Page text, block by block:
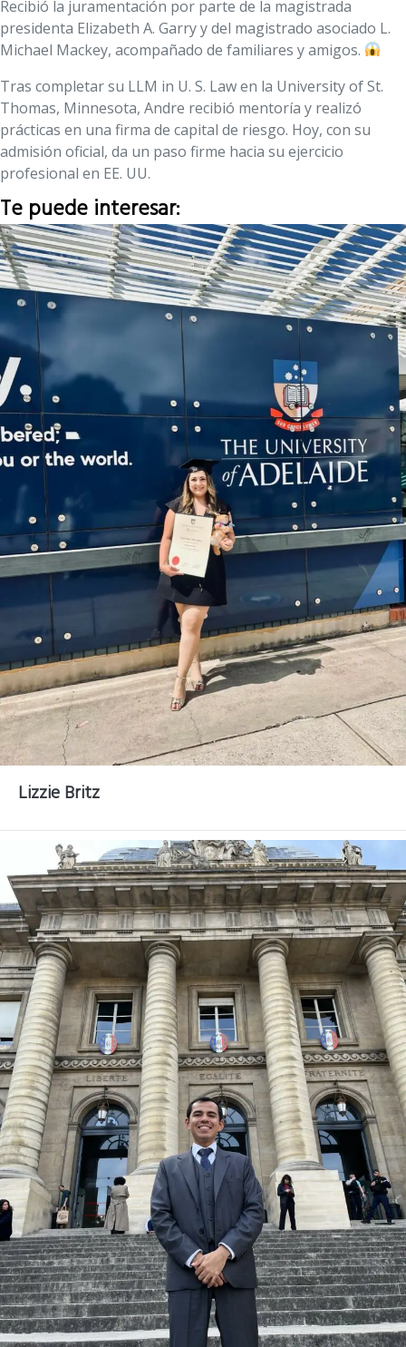
Recibió la juramentación por parte de la magistrada
presidenta Elizabeth A. Garry y del magistrado asociado L.
Michael Mackey, acompañado de familiares y amigos.
Tras completar su LLM in U. S. Law en la University of St.
Thomas, Minnesota, Andre recibió mentoría y realizó
prácticas en una firma de capital de riesgo. Hoy, con su
admisión oficial, da un paso firme hacia su ejercicio
profesional en EE. UU.
Te puede interesar:
Lizzie Britz